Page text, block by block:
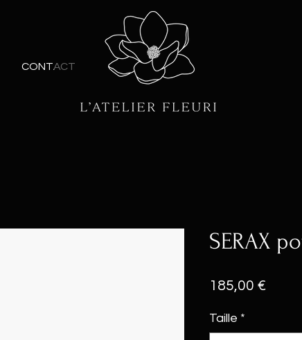
CONTACT
SERAX
185,00 €
Taille *